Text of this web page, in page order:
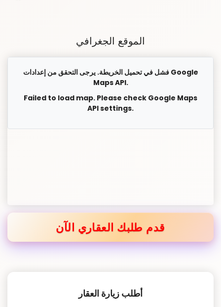
الموقع الجغرافي
فشل في تحميل الخريطة. يرجى التحقق من إعدادات Google
Maps API.
Failed to load map. Please check Google Maps
API settings.
قدم طلبك العقاري الآن
أطلب زيارة العقار